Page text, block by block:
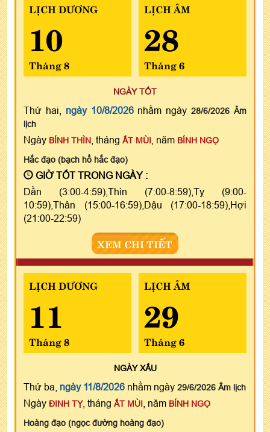
LỊCH DƯƠNG
10
Tháng 8
LỊCH ÂM
28
Tháng 6
NGÀY TỐT
Thứ hai, ngày 10/8/2026nhằm ngày28/6/2026 Âm
lịch
Ngày BÍNH THÌN , tháng ẤT MÙI , năm BÍNH NGỌ
Hắc đạo (bạch hổ hắc đạo)
GIỜ TỐT TRONG NGÀY :
Dần (3:00-4:59),Thìn (7:00-8:59),Tỵ (9:00-
10:59),Thân (15:00-16:59),Dậu (17:00-18:59),Hợi
(21:00-22:59)
XEM CHI TIẾT
LỊCH DƯƠNG
11
Tháng 8
LỊCH ÂM
29
Tháng 6
NGÀYXẤU
Thứ ba, ngày 11/8/2026 nhằm ngày 29/6/2026 Âm lịch
Ngày ĐINH TỴ, tháng ẤT MÙI , năm BÍNH NGỌ
Hoàng đạo (ngọc đường hoàng đạo)